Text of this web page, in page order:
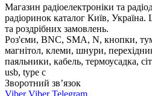
Магазин радіоелектроніки та
радіоринок каталог Київ,
та роздрібних замовлень.
Роз'єми, BNC, SMA, N, кнопки,
магнітол, клеми, шнури,
паяльники, кабель, термоусадка,
usb, type c
Зворотний зв’язок